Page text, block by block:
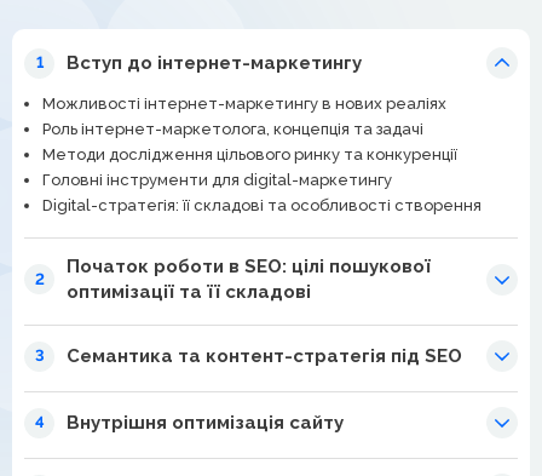
1 Вступ до інтернет-маркетингу
Можливості інтернет-маркетингу в нових реаліях
Роль інтернет-маркетолога, концепція та задачі
Методи дослідження цільового ринку та конкуренції
Головні інструменти для digital-маркетингу
Digital-стратегія: її складові та особливості створення
2
Початок роботи в SEO: цілі пошукової
оптимізації та її складові
3 Семантика та контент-стратегія під SEO
4 Внутрішня оптимізація сайту